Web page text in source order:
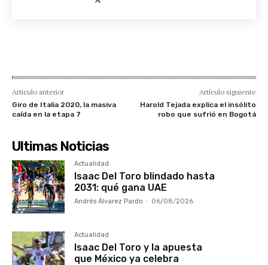
Artículo anterior
Giro de Italia 2020, la masiva
caída en la etapa 7
Artículo siguiente
Harold Tejada explica el insólito
robo que sufrió en Bogotá
Ultimas Noticias
Actualidad
Isaac Del Toro blindado hasta
2031: qué gana UAE
Andrés Álvarez Pardo - 06/08/2026
Actualidad
Isaac Del Toro y la apuesta
que México ya celebra